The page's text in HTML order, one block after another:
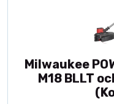
Milwaukee
M18 BLLT